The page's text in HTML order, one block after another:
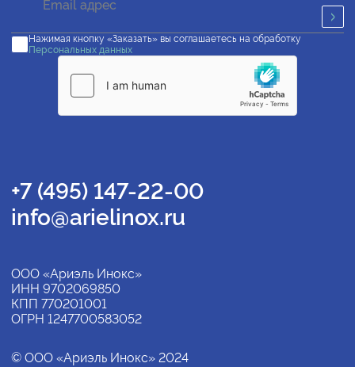
Нажимая кнопку «Заказать» вы соглашаетесь на обработку
Персональных данных
+7 (495) 147-22-00
info@arielinox.ru
ООО «Ариэль Инокс»
ИНН 9702069850
КПП 770201001
ОГРН 1247700583052
© ООО «Ариэль Инокс» 2024